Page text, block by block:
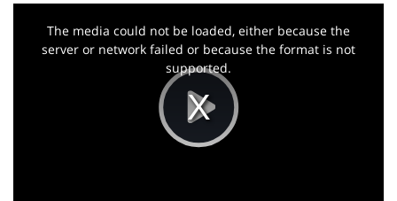
Play
This
The media could not be loaded, either because the
server or network failed or because the format is not
supported.